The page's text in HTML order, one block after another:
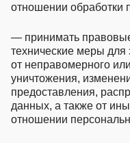
отношении обработки
— принимать
технические меры
от неправомерного
уничтожения,
предоставления,
данных, а также от
отношении